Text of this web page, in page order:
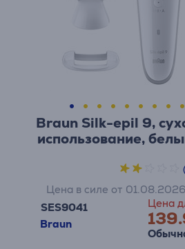
Braun Silk-epil 9,
использование,
SES9041
Braun
Цена
Цена в силе от